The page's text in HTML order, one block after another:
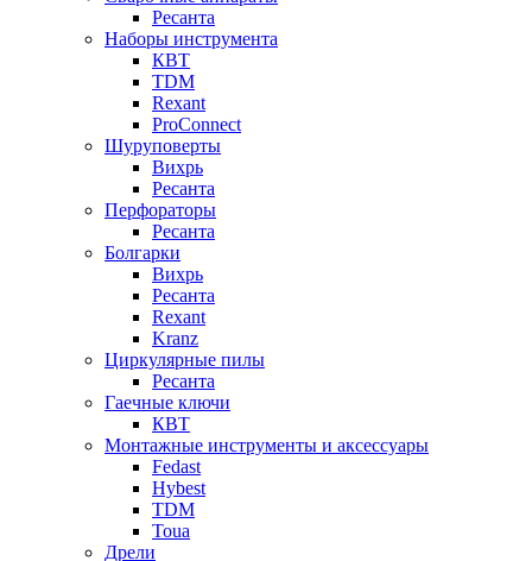
Ресанта
Наборы инструмента
КВТ
TDM
Rexant
ProConnect
Шуруповерты
Вихрь
Ресанта
Перфораторы
Ресанта
Болгарки
Вихрь
Ресанта
Rexant
Kranz
Циркулярные пилы
Ресанта
Гаечные ключи
КВТ
Монтажные инструменты и аксессуары
Fedast
Hybest
TDM
Toua
Дрели